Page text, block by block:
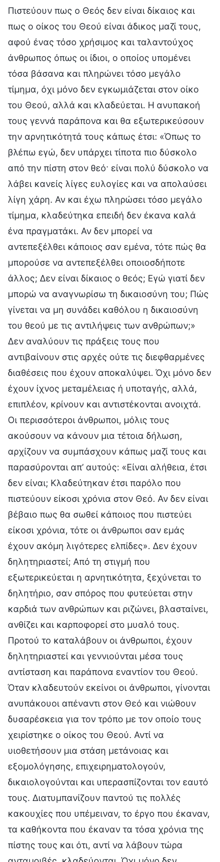
Πιστεύουν πως ο Θεός δεν είναι δίκαιος και
πως ο οίκος του Θεού είναι άδικος μαζί τους,
αφού ένας τόσο χρήσιμος και ταλαντούχος
άνθρωπος όπως οι ίδιοι, ο οποίος υπομένει
τόσα βάσανα και πληρώνει τόσο μεγάλο
τίμημα, όχι μόνο δεν εγκωμιάζεται στον οίκο
του Θεού, αλλά και κλαδεύεται. Η ανυπακοή
τους γεννά παράπονα και θα εξωτερικεύσουν
την αρνητικότητά τους κάπως έτσι: «Όπως το
βλέπω εγώ, δεν υπάρχει τίποτα πιο δύσκολο
από την πίστη στον θεό· είναι πολύ δύσκολο να
λάβει κανείς λίγες ευλογίες και να απολαύσει
λίγη χάρη. Αν και έχω πληρώσει τόσο μεγάλο
τίμημα, κλαδεύτηκα επειδή δεν έκανα καλά
ένα πραγματάκι. Αν δεν μπορεί να
αντεπεξέλθει κάποιος σαν εμένα, τότε πώς θα
μπορούσε να αντεπεξέλθει οποιοσδήποτε
άλλος; Δεν είναι δίκαιος ο θεός; Εγώ γιατί δεν
μπορώ να αναγνωρίσω τη δικαιοσύνη του; Πώς
γίνεται να μη συνάδει καθόλου η δικαιοσύνη
του θεού με τις αντιλήψεις των ανθρώπων;»
Δεν αναλύουν τις πράξεις τους που
αντιβαίνουν στις αρχές ούτε τις διεφθαρμένες
διαθέσεις που έχουν αποκαλύψει. Όχι μόνο δεν
έχουν ίχνος μεταμέλειας ή υποταγής, αλλά,
επιπλέον, κρίνουν και αντιστέκονται ανοιχτά.
Οι περισσότεροι άνθρωποι, μόλις τους
ακούσουν να κάνουν μια τέτοια δήλωση,
αρχίζουν να συμπάσχουν κάπως μαζί τους και
παρασύρονται απ’ αυτούς: «Είναι αλήθεια, έτσι
δεν είναι; Κλαδεύτηκαν έτσι παρόλο που
πιστεύουν είκοσι χρόνια στον Θεό. Αν δεν είναι
βέβαιο πως θα σωθεί κάποιος που πιστεύει
είκοσι χρόνια, τότε οι άνθρωποι σαν εμάς
έχουν ακόμη λιγότερες ελπίδες». Δεν έχουν
δηλητηριαστεί; Από τη στιγμή που
εξωτερικεύεται η αρνητικότητα, ξεχύνεται το
δηλητήριο, σαν σπόρος που φυτεύεται στην
καρδιά των ανθρώπων και ριζώνει, βλασταίνει,
ανθίζει και καρποφορεί στο μυαλό τους.
Προτού το καταλάβουν οι άνθρωποι, έχουν
δηλητηριαστεί και γεννιούνται μέσα τους
αντίσταση και παράπονα εναντίον του Θεού.
Όταν κλαδευτούν εκείνοι οι άνθρωποι, γίνονται
ανυπάκουοι απέναντι στον Θεό και νιώθουν
δυσαρέσκεια για τον τρόπο με τον οποίο τους
χειρίστηκε ο οίκος του Θεού. Αντί να
υιοθετήσουν μια στάση μετάνοιας και
εξομολόγησης, επιχειρηματολογούν,
δικαιολογούνται και υπερασπίζονται τον εαυτό
τους. Διατυμπανίζουν παντού τις πολλές
κακουχίες που υπέμειναν, το έργο που έκαναν,
τα καθήκοντα που έκαναν τα τόσα χρόνια της
πίστης τους και ότι, αντί να λάβουν τώρα